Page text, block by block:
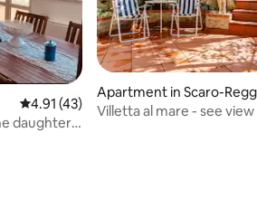
4.91 out of 5 average rating, 43 reviews
4.91 (43)
daughter
Apartment in Scaro-
navacca-Vardano
Villetta al mare - see